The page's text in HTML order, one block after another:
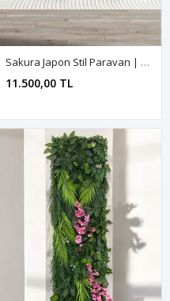
Sakura Japon Stil Paravan | Doğal Ahşap
11.500,00 TL